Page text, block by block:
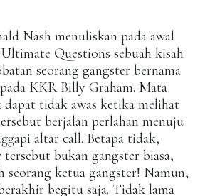
Nash menuliskan pada awal
Questions sebuah kisah
seorang gangster bernama
KKR Billy Graham. Mata
tidak awas ketika melihat
berjalan perlahan menuju
altar call. Betapa tidak,
tersebut bukan gangster biasa,
seorang ketua gangster! Namun,
begitu saja. Tidak lama